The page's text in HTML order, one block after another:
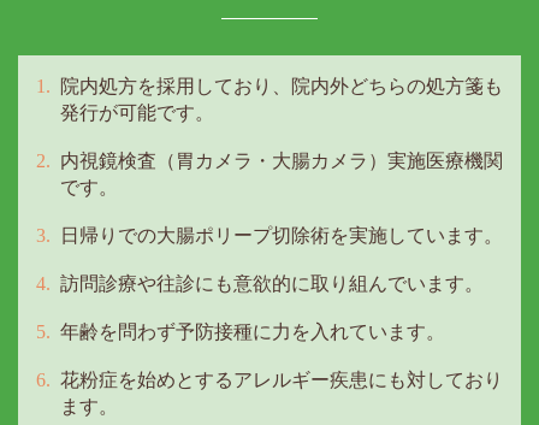
院内処方を採用しており、院内外どちらの処方箋も
発行が可能です。
内視鏡検査（胃カメラ・大腸カメラ）実施医療機関
です。
日帰りでの大腸ポリープ切除術を実施しています。
訪問診療や往診にも意欲的に取り組んでいます。
年齢を問わず予防接種に力を入れています。
花粉症を始めとするアレルギー疾患にも対しており
ます。